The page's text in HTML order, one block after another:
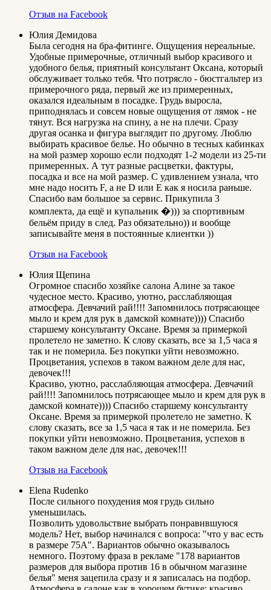
Отзыв на Facebook
Юлия Демидова
Была сегодня на бра-фитинге. Ощущения нереальные.
Удобные примерочные, отличный выбор красивого и
удобного белья, приятный консультант Оксана, который
обслуживает только тебя. Что потрясло - бюстгальтер из
примерочного ряда, первый же из примеренных,
оказался идеальным в посадке. Грудь выросла,
приподнялась и совсем новые ощущения от лямок - не
тянут. Вся нагрузка на спину, а не на плечи. Сразу
другая осанка и фигура выглядит по другому. Люблю
выбирать красивое белье. Но обычно в тесных кабинках
на мой размер хорошо если подходят 1-2 модели из 25-ти
примеренных. А тут разные расцветки, фактуры,
посадка и все на мой размер. С удивлением узнала, что
мне надо носить F, а не D или E как я носила раньше.
Спасибо вам большое за сервис. Прикупила 3
комплекта, да ещё и купальник �))) за спортивным
бельём приду в след. Раз обязательно)) и вообще
записывайте меня в постоянные клиентки ))
Отзыв на Facebook
Юлия Щепина
Огромное спасибо хозяйке салона Алине за такое
чудесное место. Красиво, уютно, расслабляющая
атмосфера. Девчачий рай!!!! Запомнилось потрясающее
мыло и крем для рук в дамской комнате)))) Спасибо
старшему консультанту Оксане. Время за примеркой
пролетело не заметно. К слову сказать, все за 1,5 часа я
так и не померила. Без покупки уйти невозможно.
Процветания, успехов в таком важном деле для нас,
девочек!!!
Красиво, уютно, расслабляющая атмосфера. Девчачий
рай!!!! Запомнилось потрясающее мыло и крем для рук в
дамской комнате)))) Спасибо старшему консультанту
Оксане. Время за примеркой пролетело не заметно. К
слову сказать, все за 1,5 часа я так и не померила. Без
покупки уйти невозможно. Процветания, успехов в
таком важном деле для нас, девочек!!!
Отзыв на Facebook
Elena Rudenko
После сильного похудения моя грудь сильно
уменьшилась.
Позволить удовольствие выбрать понравившуюся
модель? Нет, выбор начинался с вопроса: "что у вас есть
в размере 75А". Вариантов обычно оказывалось
немного. Поэтому фраза в рекламе "178 вариантов
размеров для выбора против 16 в обычном магазине
белья" меня зацепила сразу и я записалась на подбор.